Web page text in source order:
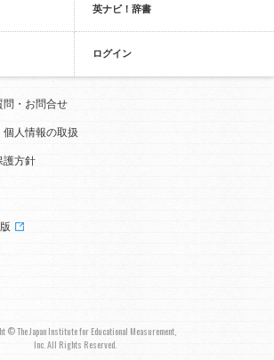
英ナビ！辞書
ログイン
問・お問合せ
個人情報の取扱
護方針
© The Japan Institute for Educational Measurement,
Inc. All Rights Reserved.